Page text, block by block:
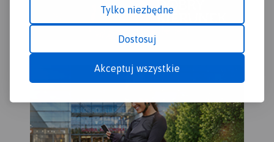
Tylko niezbędne
Dostosuj
Akceptuj wszystkie